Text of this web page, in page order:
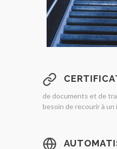
de documents et de
besoin de recourir à